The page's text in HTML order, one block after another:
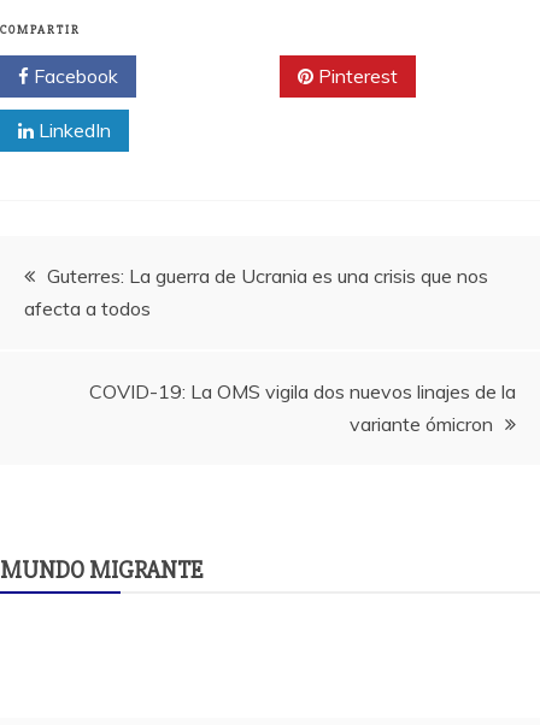
COMPARTIR
Facebook Pinterest
LinkedIn
Navegación
entradas
Guterres: La guerra de Ucrania es una crisis que nos
afecta a todos
COVID-19: La OMS vigila dos nuevos linajes de la
variante ómicron
MUNDO MIGRANTE